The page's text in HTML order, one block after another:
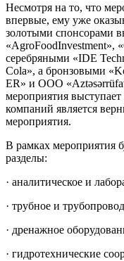
Несмотря на то, что
впервые, ему уже
золотыми спонсорами
«AgroFoodInvestment»,
серебряными «IDE
Cola», а бронзовыми
ER» и ООО
мероприятия
компаний является
мероприятия.
В рамках мероприятия
разделы:
· аналитическое и
· трубное и
· дренажное
· гидротехнические